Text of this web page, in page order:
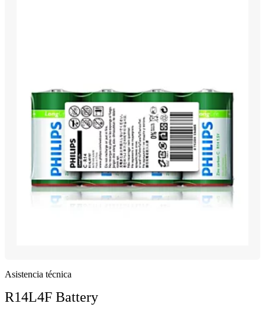
Asistencia técnica
R14L4F Battery